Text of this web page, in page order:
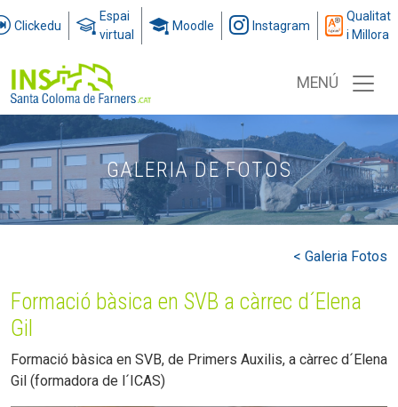
Clickedu
Espai
virtual
Moodle Instagram
Qualitat
i Millora
MENÚ
GALERIA DE FOTOS
< Galeria Fotos
Formació bàsica en SVB a càrrec d´Elena
Gil
Formació bàsica en SVB, de Primers Auxilis, a càrrec d´Elena
Gil (formadora de l´ICAS)